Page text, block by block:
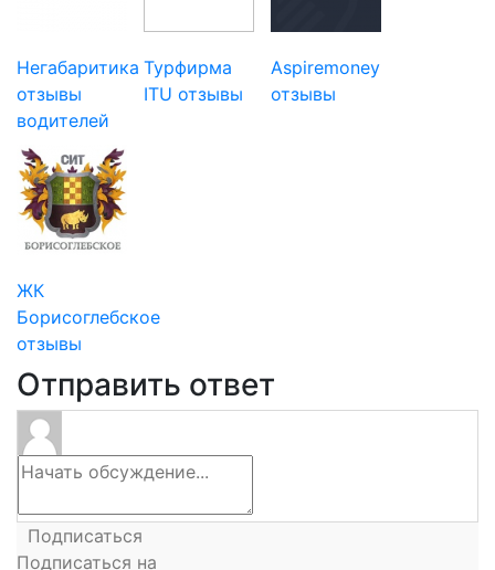
Негабаритика
отзывы
водителей
Турфирма
ITU отзывы
Aspiremoney
отзывы
ЖК
Борисоглебское
отзывы
Отправить ответ
Подписаться
Подписаться на